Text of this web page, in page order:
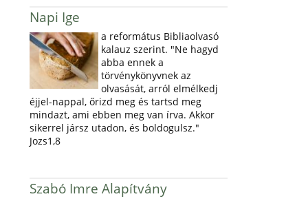
Napi Ige
a református Bibliaolvasó
kalauz szerint. "Ne hagyd
abba ennek a
törvénykönyvnek az
olvasását, arról elmélkedj
éjjel-nappal, őrizd meg és tartsd meg
mindazt, ami ebben meg van írva. Akkor
sikerrel jársz utadon, és boldogulsz."
Jozs1,8
Szabó Imre Alapítvány